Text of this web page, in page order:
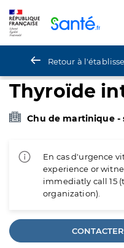
Retour à
Thyroïde
Chu de martinique
En cas d'urgence
experience or
immediatly call 15
organization).